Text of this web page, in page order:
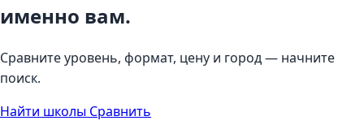
именно вам.
Сравните уровень, формат, цену и город — начните
поиск.
Найти школы Сравнить